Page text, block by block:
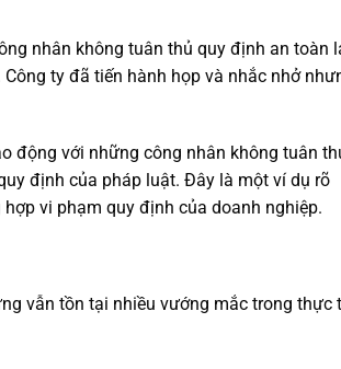
nhân không tuân thủ quy định an toàn
ty đã tiến hành họp và nhắc nhở
động với những công nhân không tuân
định của pháp luật. Đây là một ví dụ rõ
vi phạm quy định của doanh nghiệp.
vẫn tồn tại nhiều vướng mắc trong thực